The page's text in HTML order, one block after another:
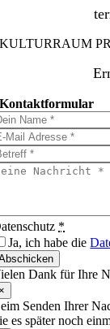
KULTURRAUM
Kontaktformular
*
Ja, ich habe die
Dank für Ihre
Senden Ihrer
es später noch